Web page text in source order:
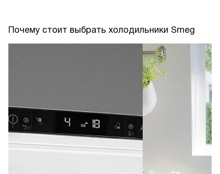
Почему стоит выбрать холодильники Smeg